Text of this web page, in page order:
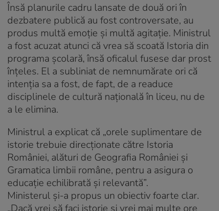
Însă planurile cadru lansate de două ori în
dezbatere publică au fost controversate, au
produs multă emoție și multă agitație. Ministrul
a fost acuzat atunci că vrea să scoată Istoria din
programa școlară, însă oficalul fusese dar prost
înțeles. El a subliniat de nemnumărate ori că
intenția sa a fost, de fapt, de a readuce
disciplinele de cultură națională în liceu, nu de
a le elimina.
Ministrul a explicat că „orele suplimentare de
istorie trebuie direcționate către Istoria
României, alături de Geografia României și
Gramatica limbii române, pentru a asigura o
educație echilibrată și relevantă”.
Ministerul și-a propus un obiectiv foarte clar.
„Dacă vrei să faci istorie și vrei mai multe ore